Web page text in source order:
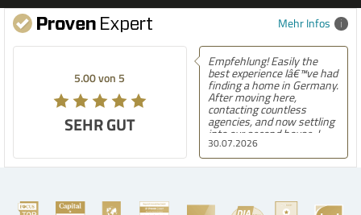
Mehr Infos
5.00 von 5
SEHR GUT
30.07.2026
Empfehlung! Easily the
best experience Iâ€™ve had
finding a home in Germany.
After moving here,
contacting countless
agencies, and now settling
into our second house, I
know firsthand how
challenging and
overwhelming the German
stands out far above the